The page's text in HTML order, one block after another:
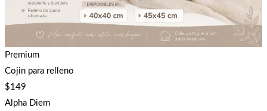
Premium
Cojin para relleno
$149
Alpha Diem